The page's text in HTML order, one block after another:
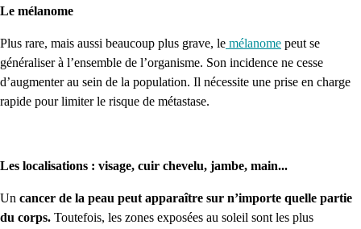
Le mélanome
Plus rare, mais aussi beaucoup plus grave, le mélanome peut se
généraliser à l’ensemble de l’organisme. Son incidence ne cesse
d’augmenter au sein de la population. Il nécessite une prise en charge
rapide pour limiter le risque de métastase.
Les localisations : visage, cuir chevelu, jambe, main...
Un cancer de la peau peut apparaître sur n’importe quelle partie
du corps. Toutefois, les zones exposées au soleil sont les plus